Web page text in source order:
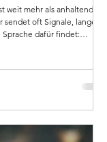
weit mehr als anhaltende
sendet oft Signale, lange
dafür findet:
diesen Symptomen steckt,
bedeutet und welche